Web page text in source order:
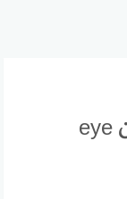
أفضل أطباء العيون في لبنان eye